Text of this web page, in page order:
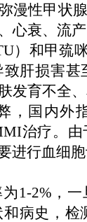
漫性甲状
心衰、流
）和甲巯
肝损害
发育不全
，国内外
治疗。
进行血细
1-2%，
病史，检